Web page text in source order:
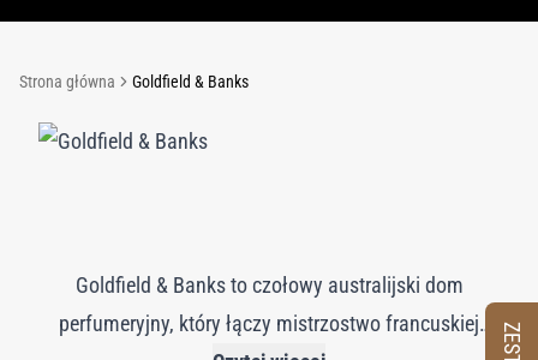
Strona główna Goldfield & Banks
Goldfield & Banks to czołowy australijski dom
perfumeryjny, który łączy mistrzostwo francuskiej